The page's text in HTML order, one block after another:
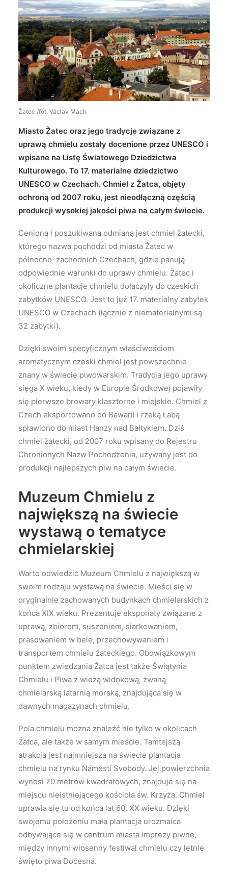
Wyszukiwanie
Žatec /fot. Václav Mach
Miasto Žatec oraz jego tradycje związane z
uprawą chmielu zostały docenione przez UNESCO i
wpisane na Listę Światowego Dziedzictwa
Kulturowego. To 17. materialne dziedzictwo
UNESCO w Czechach. Chmiel z Žatca, objęty
ochroną od 2007 roku, jest nieodłączną częścią
produkcji wysokiej jakości piwa na całym świecie.
Cenioną i poszukiwaną odmianą jest chmiel žatecki,
którego nazwa pochodzi od miasta Žatec w
północno–zachodnich Czechach, gdzie panują
odpowiednie warunki do uprawy chmielu. Žatec i
okoliczne plantacje chmielu dołączyły do czeskich
zabytków UNESCO. Jest to już 17. materialny zabytek
UNESCO w Czechach (łącznie z niematerialnymi są
32 zabytki).
Dzięki swoim specyficznym właściwościom
aromatycznym czeski chmiel jest powszechnie
znany w świecie piwowarskim. Tradycja jego uprawy
sięga X wieku, kiedy w Europie Środkowej pojawiły
się pierwsze browary klasztorne i miejskie. Chmiel z
Czech eksportowano do Bawarii i rzeką Łabą
spławiono do miast Hanzy nad Bałtykiem. Dziś
chmiel žatecki, od 2007 roku wpisany do Rejestru
Chronionych Nazw Pochodzenia, używany jest do
produkcji najlepszych piw na całym świecie.
Muzeum Chmielu z
największą na świecie
wystawą o tematyce
chmielarskiej
Warto odwiedzić Muzeum Chmielu z największą w
swoim rodzaju wystawą na świecie. Mieści się w
oryginalnie zachowanych budynkach chmielarskich z
końca XIX wieku. Prezentuje eksponaty związane z
uprawą, zbiorem, suszeniem, siarkowaniem,
prasowaniem w bele, przechowywaniem i
transportem chmielu žateckiego. Obowiązkowym
punktem zwiedzania Žatca jest także Świątynia
Chmielu i Piwa z wieżą widokową, zwaną
chmielarską latarnią morską, znajdująca się w
dawnych magazynach chmielu.
Pola chmielu można znaleźć nie tylko w okolicach
Žatca, ale także w samym mieście. Tamtejszą
atrakcją jest najmniejsza na świecie plantacja
chmielu na rynku Náměstí Svobody. Jej powierzchnia
wynosi 70 metrów kwadratowych, znajduje się na
miejscu nieistniejącego kościoła św. Krzyża. Chmiel
uprawia się tu od końca lat 60. XX wieku. Dzięki
swojemu położeniu mała plantacja urozmaica
odbywające się w centrum miasta imprezy piwne,
między innymi wiosenny festiwal chmielu czy letnie
święto piwa Dočesná.